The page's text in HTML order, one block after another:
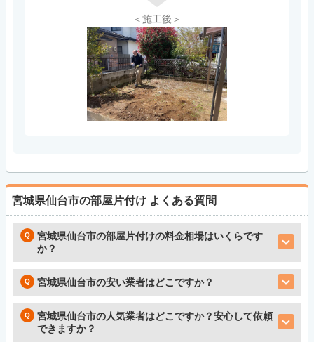
＜施工後＞
宮城県仙台市の部屋片付け よくある質問
宮城県仙台市の部屋片付けの料金相場はいくらです
か？
宮城県仙台市の安い業者はどこですか？
宮城県仙台市の人気業者はどこですか？安心して依頼
できますか？